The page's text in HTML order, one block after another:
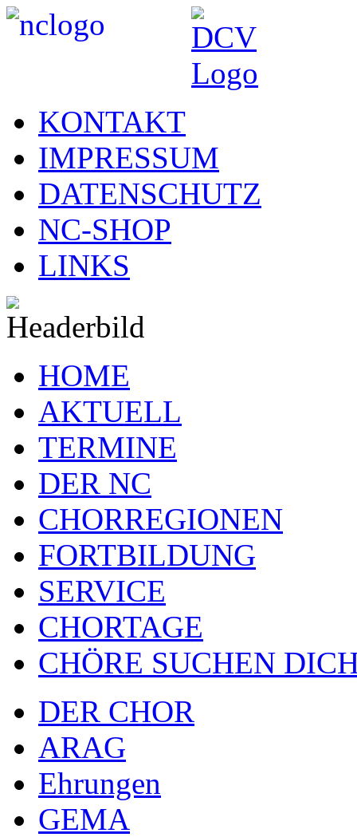
KONTAKT
IMPRESSUM
DATENSCHUTZ
NC-SHOP
LINKS
HOME
AKTUELL
TERMINE
DER NC
CHORREGIONEN
FORTBILDUNG
SERVICE
CHORTAGE
CHÖRE SUCHEN
DER CHOR
ARAG
Ehrungen
GEMA